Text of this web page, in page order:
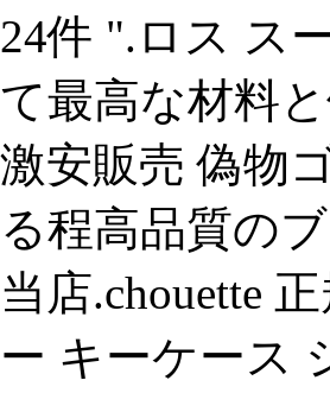
24件 ".ロス ス
て最高な材料
激安販売 偽物
る程高品質の
当店.chouette
ー キーケース